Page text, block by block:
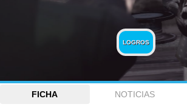
LOGROS
FICHA NOTICIAS